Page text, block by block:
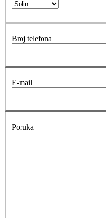
Broj telefona
E-mail
Poruka